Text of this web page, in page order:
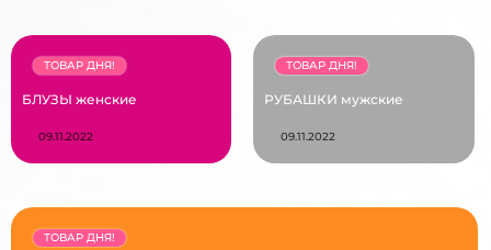
БЛУЗЫ женские
ТОВАР ДНЯ!
09.11.2022
РУБАШКИ мужские
ТОВАР ДНЯ!
09.11.2022
ТОВАР ДНЯ!